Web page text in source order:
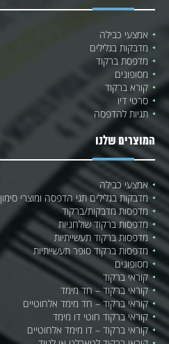
אמצעי כבילה
מדבקות בגלילים
מדפסת ברקוד
מסופונים
קורא ברקוד
סרטי דיו
תגיות להדפסה
המוצרים שלנו
אמצעי כבילה
מדבקות בגלילים תגי הדפסה ומוצרי סימון
מדפסות מדבקות/ברקוד
מדפסות ברקוד שולחניות
מדפסות ברקוד תעשייתיות
מדפסות ברקוד סופר תעשייתיות
מסופונים
קוראי ברקוד
קוראי ברקוד – חד מימד
קוראי ברקוד – חד מימד אלחוטיים
קוראי ברקוד חוטי דו מימד
קוראי ברקוד – דו מימד אלחוטיים